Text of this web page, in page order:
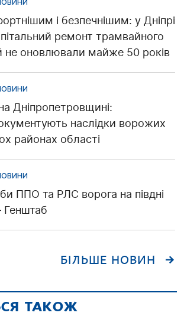
і безпечнішим: у Дніпрі
ремонт трамвайного
не оновлювали майже 50 років
Дніпропетровщині:
наслідки ворожих
районах області
ППО та РЛС ворога на півдні
Генштаб
БІЛЬШЕ НОВИН
ТАКОЖ